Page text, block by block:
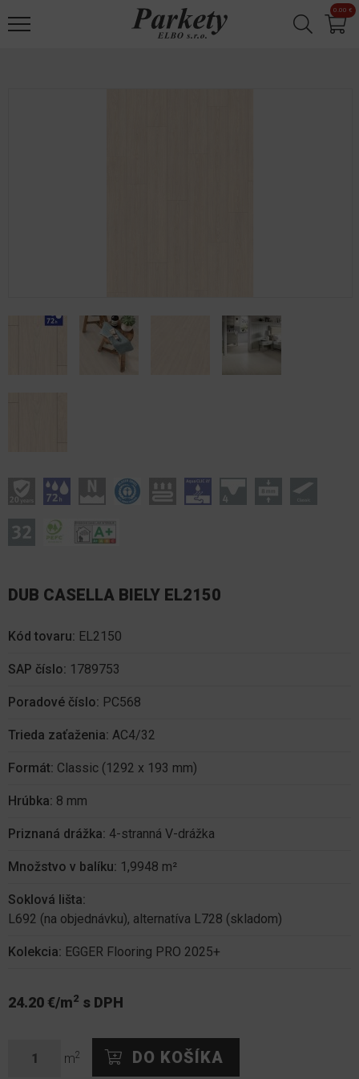
Jump to navigation 0.00 €
✕
DUB CASELLA BIELY EL2150
Kód tovaru: EL2150
SAP číslo: 1789753
Poradové číslo: PC568
Trieda zaťaženia: AC4/32
Formát: Classic (1292 x 193 mm)
Hrúbka: 8 mm
Priznaná drážka: 4-stranná V-drážka
Množstvo v balíku: 1,9948 m²
Soklová lišta:
L692 (na objednávku), alternatíva L728 (skladom)
Kolekcia: EGGER Flooring PRO 2025+
24.20 €/m2 s DPH
m2